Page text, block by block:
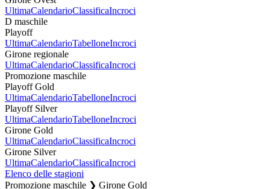
UltimaCalendarioClassificaIncroci
D maschile
Playoff
UltimaCalendarioTabelloneIncroci
Girone regionale
UltimaCalendarioClassificaIncroci
Promozione maschile
Playoff Gold
UltimaCalendarioTabelloneIncroci
Playoff Silver
UltimaCalendarioTabelloneIncroci
Girone Gold
UltimaCalendarioClassificaIncroci
Girone Silver
UltimaCalendarioClassificaIncroci
Elenco delle stagioni
Promozione maschile ❯ Girone Gold